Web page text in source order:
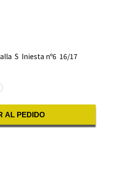
S Iniesta nº6 16/17
AL PEDIDO